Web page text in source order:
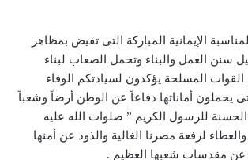
الإيمانية المباركة التى تفيض بمظاهر
سنن العمل والبناء وتحمل الصعاب لبناء
القوات المسلحة يؤكدون لسيادتكم الوفاء
يحملون أماناتها دفاعاً عن الوطن أرضاً وشعباً
للرسول الكريم ” صلوات الله عليه
لرفعة مصرنا الغالية والذود عن أمنها
عن مقدسات شعبها العظيم .